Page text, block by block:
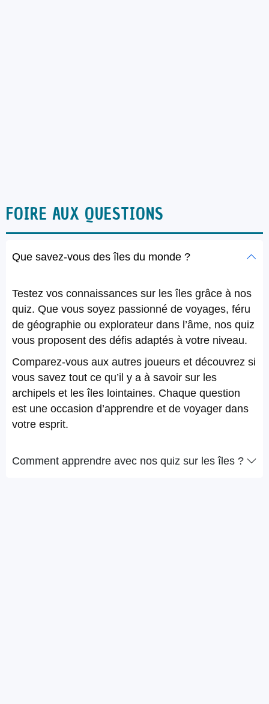
FOIRE AUX QUESTIONS
Que savez-vous des îles du monde ?
Testez vos connaissances sur les îles grâce à nos
quiz. Que vous soyez passionné de voyages, féru
de géographie ou explorateur dans l’âme, nos quiz
vous proposent des défis adaptés à votre niveau.
Comparez-vous aux autres joueurs et découvrez si
vous savez tout ce qu’il y a à savoir sur les
archipels et les îles lointaines. Chaque question
est une occasion d’apprendre et de voyager dans
votre esprit.
Comment apprendre avec nos quiz sur les îles ?